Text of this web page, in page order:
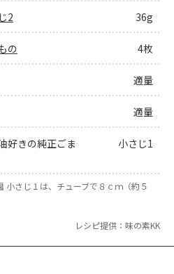
2 36g
の 4枚
適量
適量
好きの純正ごま
小さじ1
小さじ１は、チューブで８ｃｍ（約５
レシピ提供：味の素KK